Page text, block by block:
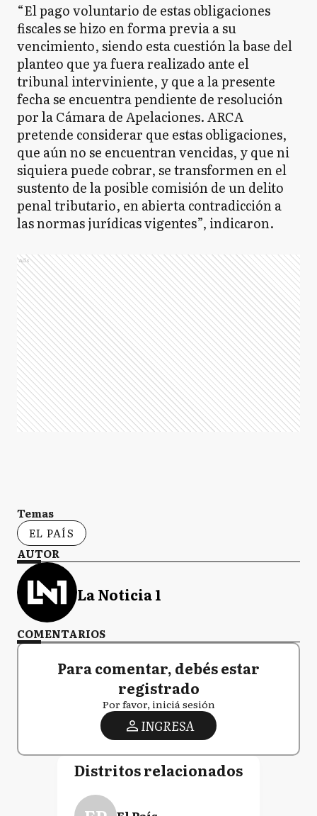
“El pago voluntario de estas obligaciones
fiscales se hizo en forma previa a su
vencimiento, siendo esta cuestión la base del
planteo que ya fuera realizado ante el
tribunal interviniente, y que a la presente
fecha se encuentra pendiente de resolución
por la Cámara de Apelaciones. ARCA
pretende considerar que estas obligaciones,
que aún no se encuentran vencidas, y que ni
siquiera puede cobrar, se transformen en el
sustento de la posible comisión de un delito
penal tributario, en abierta contradicción a
las normas jurídicas vigentes”, indicaron.
Ads
Temas
EL PAÍS
AUTOR
La Noticia 1
COMENTARIOS
Para comentar, debés estar
registrado
Por favor, iniciá sesión
INGRESA
Distritos relacionados